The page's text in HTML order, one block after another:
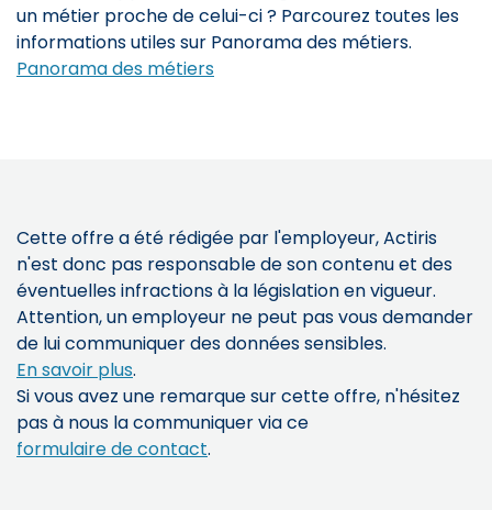
un métier proche de celui-ci ? Parcourez toutes les
informations utiles sur Panorama des métiers.
Panorama des métiers
Cette offre a été rédigée par l'employeur, Actiris
n'est donc pas responsable de son contenu et des
éventuelles infractions à la législation en vigueur.
Attention, un employeur ne peut pas vous demander
de lui communiquer des données sensibles.
En savoir plus.
Si vous avez une remarque sur cette offre, n'hésitez
pas à nous la communiquer via ce
formulaire de contact.